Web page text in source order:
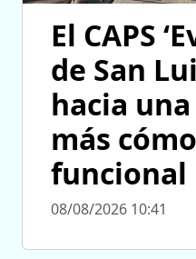
El CAPS
de San
hacia
más
funcional
08/08/2026 10:41